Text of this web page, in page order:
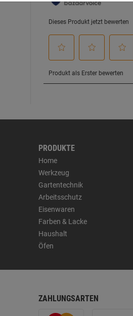
PRODUKTE
Home
Werkzeug
Gartentechnik
Arbeitsschutz
Eisenwaren
Farben & Lacke
Haushalt
Öfen
ZAHLUNGSARTEN